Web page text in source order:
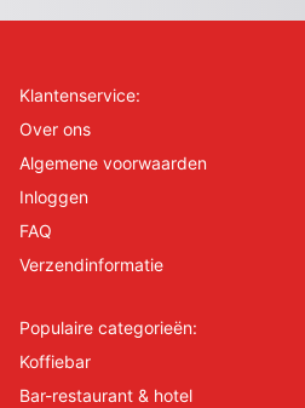
Klantenservice:
Over ons
Algemene voorwaarden
Inloggen
FAQ
Verzendinformatie
Populaire categorieën:
Koffiebar
Bar-restaurant & hotel